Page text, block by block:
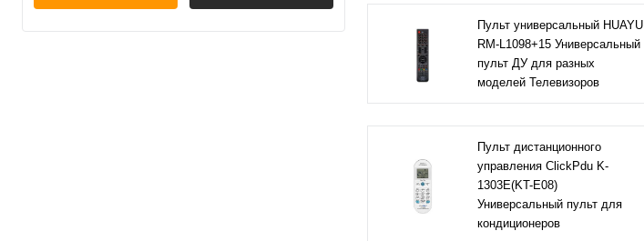
Пульт универсальный HUAYU
RM-L1098+15 Универсальный
пульт ДУ для разных
моделей Телевизоров
Пульт дистанционного
управления ClickPdu K-
1303E(KT-E08)
Универсальный пульт для
кондиционеров